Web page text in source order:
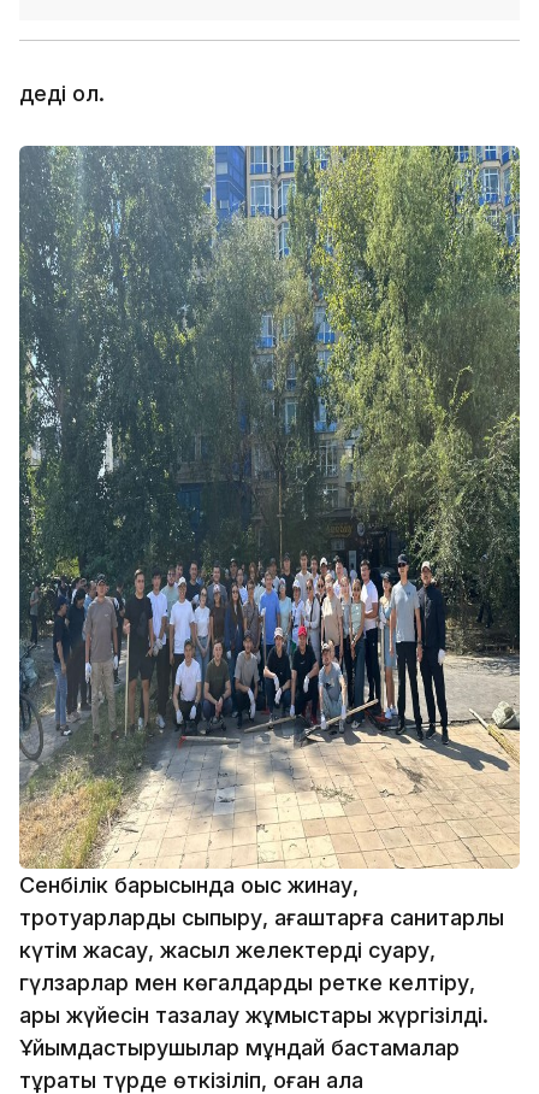
деді ол.
Сенбілік барысында қоқыс жинау,
тротуарларды сыпыру, ағаштарға санитарлық
күтім жасау, жасыл желектерді суару,
гүлзарлар мен көгалдарды ретке келтіру,
арық жүйесін тазалау жұмыстары жүргізілді.
Ұйымдастырушылар мұндай бастамалар
тұрақты түрде өткізіліп, оған қала